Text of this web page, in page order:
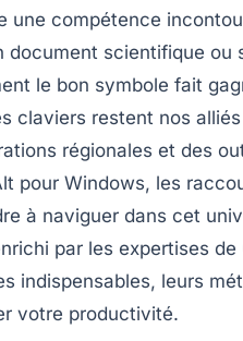
une compétence
document scientifique ou
le bon symbole fait
claviers restent nos
régionales et des
pour Windows, les
à naviguer dans cet
par les expertises
indispensables, leurs
votre productivité.